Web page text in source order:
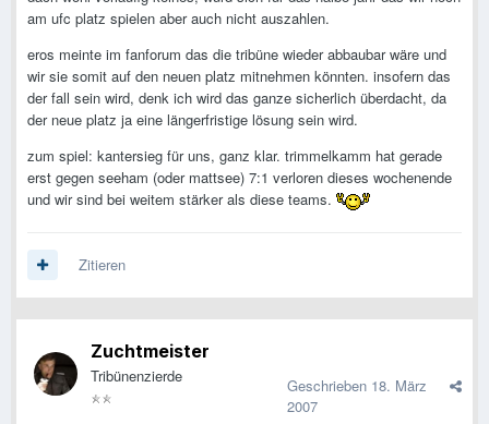
am ufc platz spielen aber auch nicht auszahlen.
eros meinte im fanforum das die tribüne wieder abbaubar wäre und
wir sie somit auf den neuen platz mitnehmen könnten. insofern das
der fall sein wird, denk ich wird das ganze sicherlich überdacht, da
der neue platz ja eine längerfristige lösung sein wird.
zum spiel: kantersieg für uns, ganz klar. trimmelkamm hat gerade
erst gegen seeham (oder mattsee) 7:1 verloren dieses wochenende
und wir sind bei weitem stärker als diese teams.
Zitieren
Zuchtmeister
Tribünenzierde Geschrieben 18. März
2007